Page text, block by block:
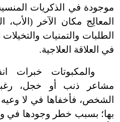
موجودة في الذكريات
المعالِج مكان الآخر
الطلبات والتمنيات
في العلاقة العلاجية.
والمكبوتات خبرات
مشاعر ذنب أو خجل،
الشخص، فأخفاها في لا
بها؛ بسبب خطر وجودها في